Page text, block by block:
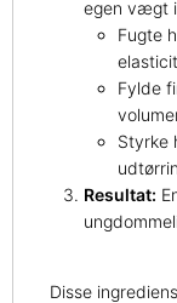
egen vægt
Fugte
Fylde
Styrke
Resultat:
Disse